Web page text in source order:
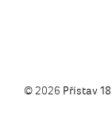
© 2026 Přístav